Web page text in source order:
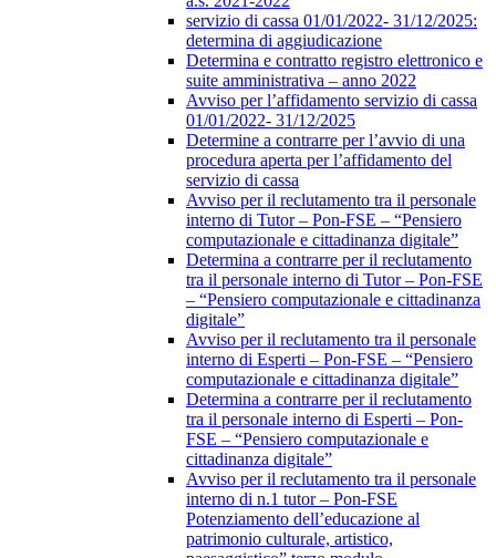
servizio di cassa 01/01/2022- 31/12/2025:
determina di aggiudicazione
Determina e contratto registro elettronico e
suite amministrativa – anno 2022
Avviso per l’affidamento servizio di cassa
01/01/2022- 31/12/2025
Determine a contrarre per l’avvio di una
procedura aperta per l’affidamento del
servizio di cassa
Avviso per il reclutamento tra il personale
interno di Tutor – Pon-FSE – “Pensiero
computazionale e cittadinanza digitale”
Determina a contrarre per il reclutamento
tra il personale interno di Tutor – Pon-FSE
– “Pensiero computazionale e cittadinanza
digitale”
Avviso per il reclutamento tra il personale
interno di Esperti – Pon-FSE – “Pensiero
computazionale e cittadinanza digitale”
Determina a contrarre per il reclutamento
tra il personale interno di Esperti – Pon-
FSE – “Pensiero computazionale e
cittadinanza digitale”
Avviso per il reclutamento tra il personale
interno di n.1 tutor – Pon-FSE
Potenziamento dell’educazione al
patrimonio culturale, artistico,